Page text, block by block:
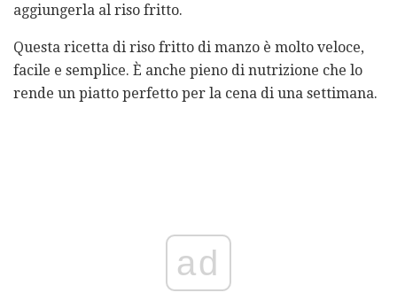
aggiungerla al riso fritto.
Questa ricetta di riso fritto di manzo è molto veloce,
facile e semplice. È anche pieno di nutrizione che lo
rende un piatto perfetto per la cena di una settimana.
ad